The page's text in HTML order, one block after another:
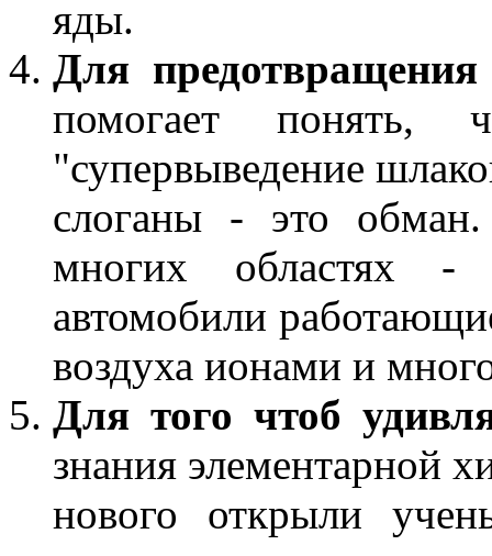
яды.
Для
помогает понять,
"супервыведение
слоганы - это обман.
многих областях -
автомобили
воздуха ионами и
Для того чтоб
знания элементарной
нового открыли